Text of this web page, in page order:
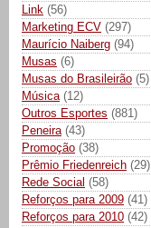
Link (56)
Marketing ECV (297)
Maurício Naiberg (94)
Musas (6)
Musas do Brasileirão (5)
Música (12)
Outros Esportes (881)
Peneira (43)
Promoção (38)
Prêmio Friedenreich (29)
Rede Social (58)
Reforços para 2009 (41)
Reforços para 2010 (42)